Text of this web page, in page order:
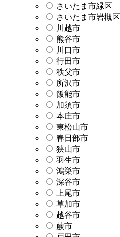
さいたま市緑区
さいたま市岩槻区
川越市
熊谷市
川口市
行田市
秩父市
所沢市
飯能市
加須市
本庄市
東松山市
春日部市
狭山市
羽生市
鴻巣市
深谷市
上尾市
草加市
越谷市
蕨市